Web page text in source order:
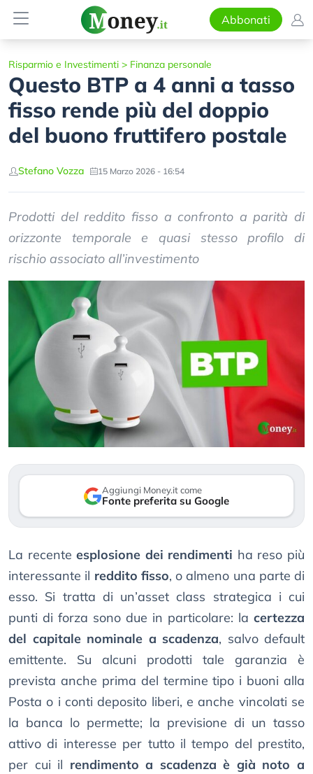
Abbonati
Risparmio e Investimenti > Finanza personale
Questo BTP a 4 anni a tasso
fisso rende più del doppio
del buono fruttifero postale
Stefano Vozza 15 Marzo 2026 - 16:54
Prodotti del reddito fisso a confronto a parità di
orizzonte temporale e quasi stesso profilo di
rischio associato all’investimento
Aggiungi Money.it come
Fonte preferita su Google
La recenteesplosione dei rendimenti ha reso più
interessante il reddito fisso, o almeno una parte di
esso. Si tratta di un’asset class strategica i cui
punti di forza sono due in particolare: la certezza
del capitale nominale a scadenza, salvo default
emittente. Su alcuni prodotti tale garanzia è
prevista anche prima del termine tipo i buoni alla
Posta o i conti deposito liberi, e anche vincolati se
la banca lo permette; la previsione di un tasso
attivo di interesse per tutto il tempo del prestito,
per cui il rendimento a scadenza è già noto a